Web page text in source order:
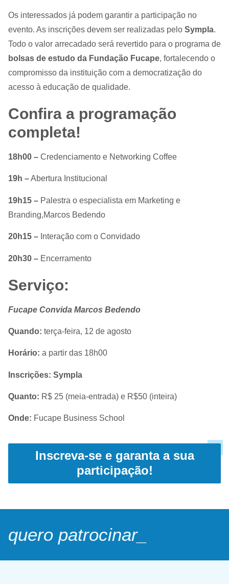
Os interessados já podem garantir a participação no
evento. As inscrições devem ser realizadas pelo Sympla.
Todo o valor arrecadado será revertido para o programa de
bolsas de estudo da Fundação Fucape, fortalecendo o
compromisso da instituição com a democratização do
acesso à educação de qualidade.
Confira a programação
completa!
18h00 – Credenciamento e Networking Coffee
19h –Abertura Institucional
19h15 – Palestra o especialista em Marketing e
Branding,Marcos Bedendo
20h15 – Interação com o Convidado
20h30 – Encerramento
Serviço:
Fucape Convida Marcos Bedendo
Quando: terça-feira, 12 de agosto
Horário: a partir das 18h00
Inscrições: Sympla
Quanto: R$ 25 (meia-entrada) e R$50 (inteira)
Onde: Fucape Business School
Inscreva-se e garanta a sua
participação!
quero patrocinar_